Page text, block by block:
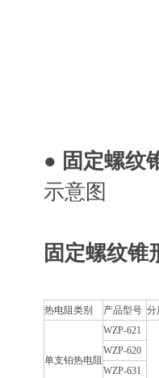
● 固定螺纹
示意图
固定螺纹锥
热电阻类别 产品型号 分
单支铂热电阻
WZP-621
WZP-620
WZP-631